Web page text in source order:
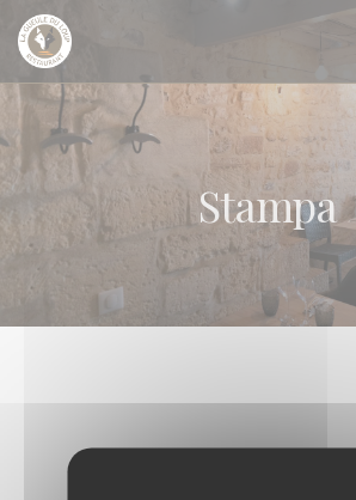
Personalizzazione delle tue scelte sui cookie
Stampa